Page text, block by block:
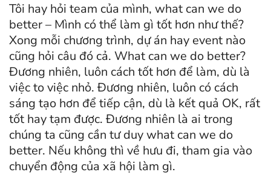
Tôi hay hỏi team của mình, what can we do
better – Mình có thể làm gì tốt hơn như thế?
Xong mỗi chương trình, dự án hay event nào
cũng hỏi câu đó cả. What can we do better?
Đương nhiên, luôn cách tốt hơn để làm, dù là
việc to việc nhỏ. Đương nhiên, luôn có cách
sáng tạo hơn để tiếp cận, dù là kết quả OK, rất
tốt hay tạm được. Đương nhiên là ai trong
chúng ta cũng cần tư duy what can we do
better. Nếu không thì về hưu đi, tham gia vào
chuyển động của xã hội làm gì.